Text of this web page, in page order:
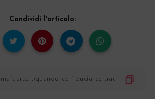
Condividi l'articolo: